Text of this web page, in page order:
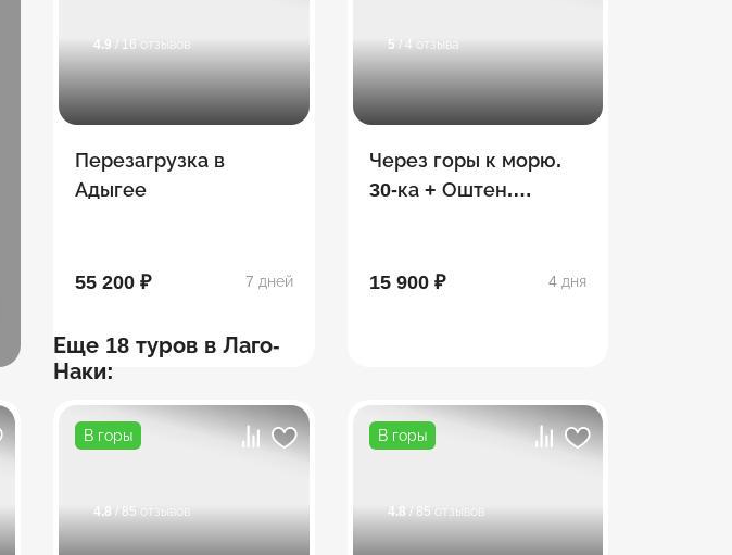
4.9 / 16 отзывов
Перезагрузка в
Адыгее
55 200 ₽ 7 дней
5 / 4 отзыва
Через горы к морю.
30-ка + Оштен.
15 900 ₽ 4 дня
Еще 18 туров в Лаго-
Наки:
В горы
4.8 / 85 отзывов
В горы
4.8 / 85 отзывов